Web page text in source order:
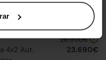
4x2 Aut.
28.990€
23.690€